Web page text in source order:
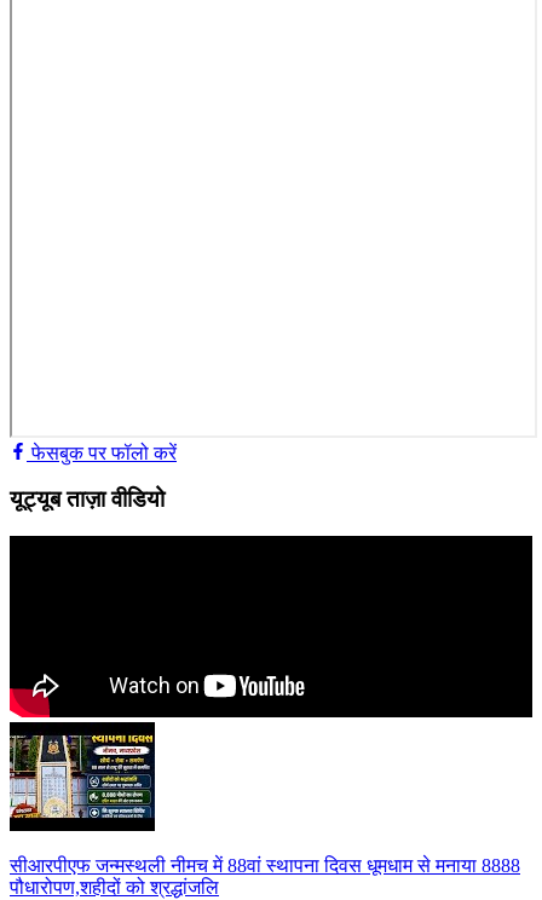
फेसबुक पर फॉलो करें
यूट्यूब ताज़ा वीडियो
सीआरपीएफ जन्मस्थली नीमच में 88वां स्थापना दिवस धूमधाम से मनाया 8888
पौधारोपण,शहीदों को श्रद्धांजलि